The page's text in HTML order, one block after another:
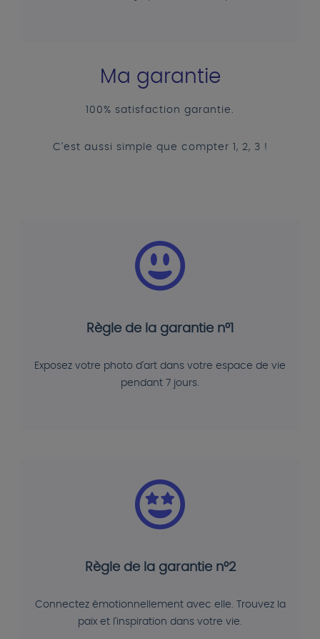
Ma garantie
100% satisfaction garantie.
C'est aussi simple que compter 1, 2, 3 !
Règle de la garantie n°1
Exposez votre photo d'art dans votre espace de vie
pendant 7 jours.
Règle de la garantie n°2
Connectez émotionnellement avec elle. Trouvez la
paix et l'inspiration dans votre vie.